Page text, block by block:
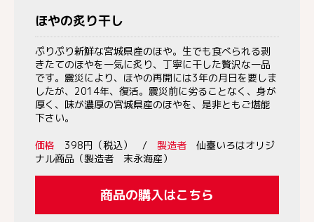
ほやの炙り干し
ぷりぷり新鮮な宮城県産のほや。生でも食べられる剥
きたてのほやを一気に炙り、丁寧に干した贅沢な一品
です。震災により、ほやの再開には3年の月日を要しま
したが、2014年、復活。震災前に劣ることなく、身が
厚く、味が濃厚の宮城県産のほやを、是非ともご堪能
下さい。
価格 398円（税込） / 製造者 仙臺いろはオリジ
ナル商品（製造者 末永海産）
商品の購入はこちら